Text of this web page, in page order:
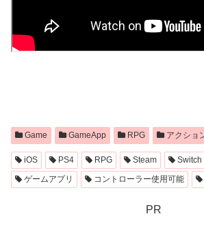
Game GameApp RPG アクショ
iOS PS4 RPG Steam Switch
ゲームアプリ
コントローラー使用可能
PR